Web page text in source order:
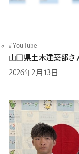
YouTube
山口県土木建築部さ
2026年2月13日